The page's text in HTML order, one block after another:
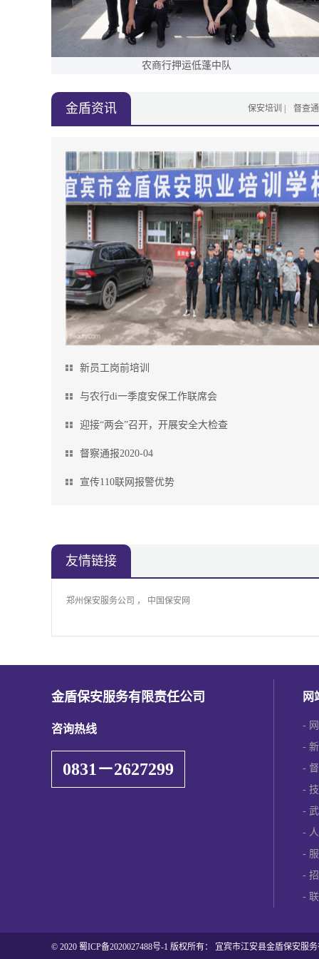
农商行押运低蓬中队
金盾资讯 保安培训 督查
新员工岗前培训
与农行di一季度安保工作联席会
迎接“两会”召开，开展安全大检查
督察通报2020-04
宣传110联网报警优势
友情链接
郑州保安服务公司 中国保安网
金盾保安服务有限责任公司
咨询热线
0831－2627299
网
© 2020 蜀ICP备2020027488号-1 版权所有： 宜宾市江安县金盾保安服